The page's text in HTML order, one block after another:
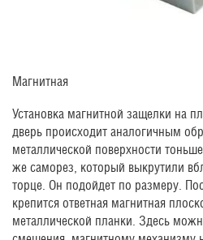
Магнитная
Установка магнитной защелки на
дверь происходит аналогичным
металлической поверхности
же саморез, который выкрутили
торце. Он подойдет по размеру.
крепится ответная магнитная
металлической планки. Здесь